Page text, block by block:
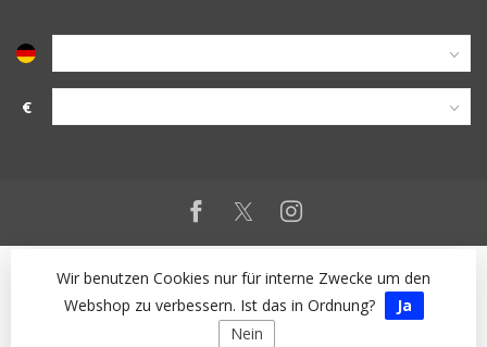
€
Wir benutzen Cookies nur für interne Zwecke um den
Webshop zu verbessern. Ist das in Ordnung?
Ja
Nein